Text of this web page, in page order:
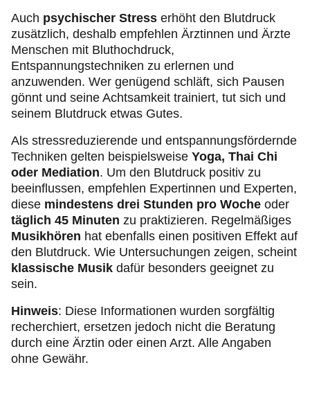
Männermaximal20 g. 10 g entspricht etwa einem
Standardglas Alkohol, zum Beispiel einem kleinen
Glas Bier, einem Glas Sekt oder einem Achtel Wein.
Auch psychischer Stress erhöht den Blutdruck
zusätzlich, deshalb empfehlen Ärztinnen und Ärzte
Menschen mit Bluthochdruck,
Entspannungstechniken zu erlernen und
anzuwenden. Wer genügend schläft, sich Pausen
gönnt und seine Achtsamkeit trainiert, tut sich und
seinem Blutdruck etwas Gutes.
Als stressreduzierende und entspannungsfördernde
Techniken gelten beispielsweise Yoga, Thai Chi
oder Mediation. Um den Blutdruck positiv zu
beeinflussen, empfehlen Expertinnen und Experten,
diese mindestens drei Stunden pro Woche oder
täglich 45 Minuten zu praktizieren. Regelmäßiges
Musikhören hat ebenfalls einen positiven Effekt auf
den Blutdruck. Wie Untersuchungen zeigen, scheint
klassische Musik dafür besonders geeignet zu
sein.
Hinweis: Diese Informationen wurden sorgfältig
recherchiert, ersetzen jedoch nicht die Beratung
durch eine Ärztin oder einen Arzt. Alle Angaben
ohne Gewähr.